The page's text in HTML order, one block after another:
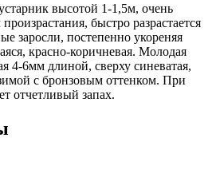
высотой 1-1,5м, очень
быстро разрастается
заросли, постепенно укореняя
красно-коричневая. Молодая
4-6мм длиной, сверху синеватая,
с бронзовым оттенком. При
отчетливый запах.